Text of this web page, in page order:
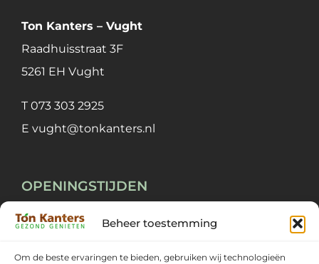
Beheer toestemming
Om de beste ervaringen te bieden, gebruiken wij technologieën
Ton Kanters – Vught
Raadhuisstraat 3F
5261 EH Vught
T 073 303 2925
E vught@tonkanters.nl
OPENINGSTIJDEN
Maandag ~ Vrijdag
09:00 ~ 18:00
Zaterdag
09:00 ~ 17:00